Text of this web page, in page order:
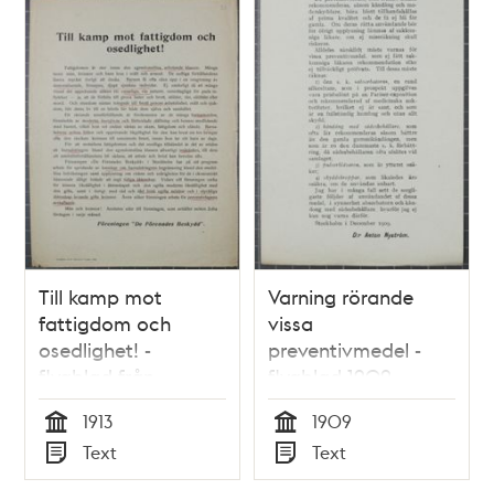
Till kamp mot
fattigdom och
osedlighet! -
flygblad från
Föreningen De
Förenades Beskydd
1913
Tid
1913
Typ
Text
Varning rörande
vissa
preventivmedel -
flygblad 1909
Tid
1909
Typ
Text